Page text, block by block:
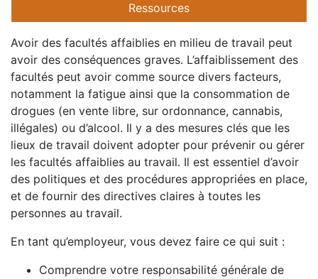
Ressources
Avoir des facultés affaiblies en milieu de travail peut
avoir des conséquences graves. L’affaiblissement des
facultés peut avoir comme source divers facteurs,
notamment la fatigue ainsi que la consommation de
drogues (en vente libre, sur ordonnance, cannabis,
illégales) ou d’alcool. Il y a des mesures clés que les
lieux de travail doivent adopter pour prévenir ou gérer
les facultés affaiblies au travail. Il est essentiel d’avoir
des politiques et des procédures appropriées en place,
et de fournir des directives claires à toutes les
personnes au travail.
En tant qu’employeur, vous devez faire ce qui suit :
Comprendre votre responsabilité générale de